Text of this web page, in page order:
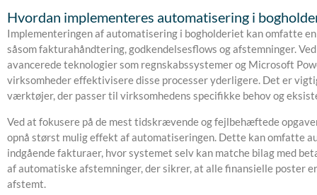
Hvordan implementeres automatisering i
Implementeringen af automatisering i bogholderiet kan omfatte
såsom fakturahåndtering, godkendelsesflows og afstemninger.
avancerede teknologier som regnskabssystemer og Microsoft
virksomheder effektivisere disse processer yderligere. Det er
værktøjer, der passer til virksomhedens specifikke behov og
Ved at fokusere på de mest tidskrævende og fejlbehæftede
opnå størst mulig effekt af automatiseringen. Dette kan omfatte
indgående fakturaer, hvor systemet selv kan matche bilag med
af automatiske afstemninger, der sikrer, at alle finansielle poster
afstemt.